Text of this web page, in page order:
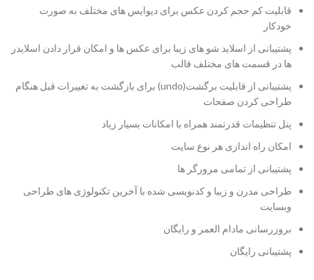
قابلیت کم حجم کردن عکس برای دیوایس های مختلف به صورت
خودکار
پشتیبانی از اسلاید شو های زیبا برای عکس ها و امکان قرار دادن اسلایدر
ها در قسمت های مختلف قالب
پشتیبانی از قابلیت برگشت(undo) برای بازگشت به تغییرات قبل هنگام
طراحی کردن صفحات
پنل تنظیمات قدرتمند همراه با امکانات بسیار زیاد
امکان راه اندازی هر نوع سایت
پشتیبانی از تمامی مرورگر ها
طراحی مدرن و زیبا و کدنویسی شده با آخرین تکنولوژی های طراحی
وبسایت
بروزرسانی مادام العمر و رایگان
پشتیبانی رایگان